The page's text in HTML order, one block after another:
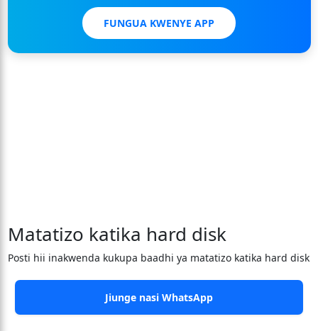
FUNGUA KWENYE APP
Matatizo katika hard disk
Posti hii inakwenda kukupa baadhi ya matatizo katika hard disk
Jiunge nasi WhatsApp